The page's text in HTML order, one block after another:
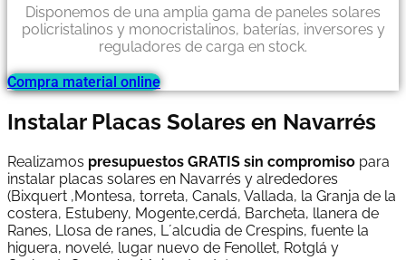
Disponemos de una amplia gama de paneles solares
policristalinos y monocristalinos, baterías, inversores y
reguladores de carga en stock.
Compra material online
Instalar Placas Solares en Navarrés
Realizamos presupuestos GRATIS sin compromiso para
instalar placas solares en Navarrés y alrededores
(Bixquert ,Montesa, torreta, Canals, Vallada, la Granja de la
costera, Estubeny, Mogente,cerdá, Barcheta, llanera de
Ranes, Llosa de ranes, L´alcudia de Crespins, fuente la
higuera, novelé, lugar nuevo de Fenollet, Rotglá y